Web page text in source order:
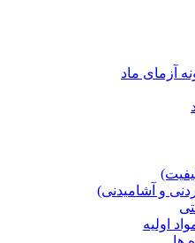
آزمای ماد
و آشامیدنی)
اولیه